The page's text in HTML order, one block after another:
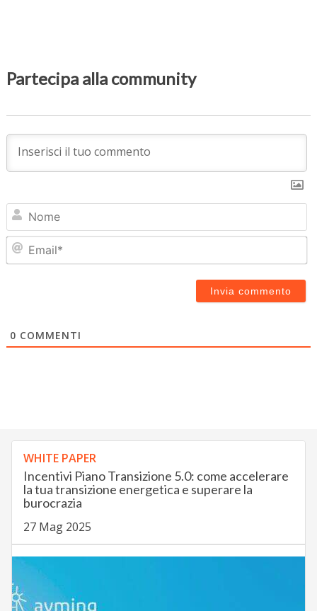
Partecipa alla community
0 COMMENTI
WHITE PAPER
Incentivi Piano Transizione 5.0: come accelerare
la tua transizione energetica e superare la
burocrazia
27 Mag 2025